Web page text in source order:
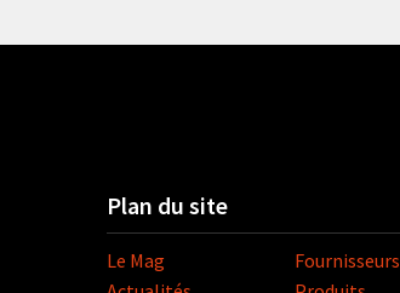
Plan du site
Le Mag
Fournisseurs